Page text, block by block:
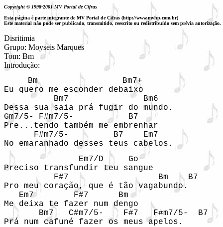
Copyright © 1998-2001 MV Portal de Cifras
Esta página é parte integrante de MV Portal de Cifras (http://www.mvhp.com.br)
Este material não pode ser publicado, transmitido, reescrito ou redistribuído sem prévia autorização.
Disritimia
Grupo: Moyseis Marques
Tom: Bm
Introdução:
    Bm                 Bm7+
Eu quero me esconder debaixo
          Bm7               Bm6
Dessa sua saia prá fugir do mundo.
Gm7/5- F#m7/5-           B7
Pre...tendo também me embrenhar
      F#m7/5-         B7    Em7
No emaranhado desses teus cabelos.
               Em7/D     Go
Preciso transfundir teu sangue
          F#7                  Bm    B7
Pro meu coração, que é tão vagabundo.
   Em7        F#7      Bm
Me deixa te fazer num dengo
       Bm7   C#m7/5-    F#7   F#m7/5-  B7
Prá num cafuné fazer os meus apelos.